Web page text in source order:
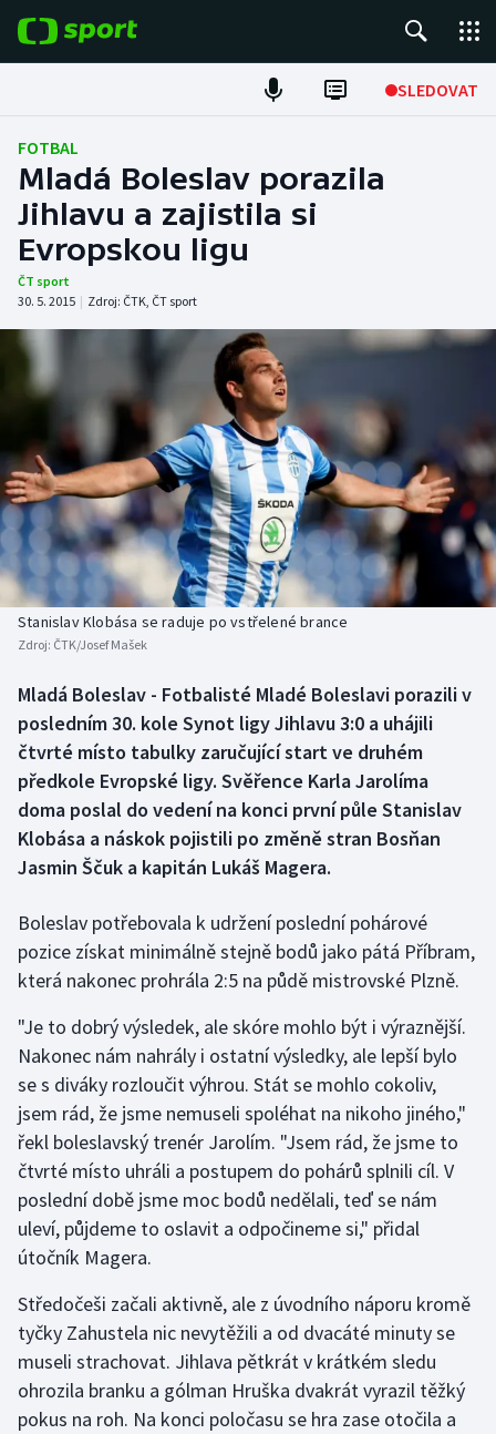
SLEDOVAT
Fotbal
Hokej
Tenis
Atletika
DALŠÍ SPORTY
Americký fotbal
Baseball a softbal
Basketbal
Biatlon
Box
Curling
Dostihy
Futsal
Golf
Gymnastika
Házená
Jezdectví
Judo
Krasobruslení
Lezení
Lyže a snowboard
Moderní pětiboj
NEPŘEHLÉDNĚTE
Soutěže
Historické návraty
Aplikace ČT sport
FOTBAL
Mladá Boleslav porazila
Jihlavu a zajistila si
Evropskou ligu
ČT sport
30. 5. 2015 | Zdroj: ČTK, ČT sport
Stanislav Klobása se raduje po vstřelené brance
Zdroj: ČTK/Josef Mašek
Mladá Boleslav - Fotbalisté Mladé Boleslavi porazili v
posledním 30. kole Synot ligy Jihlavu 3:0 a uhájili
čtvrté místo tabulky zaručující start ve druhém
předkole Evropské ligy. Svěřence Karla Jarolíma
doma poslal do vedení na konci první půle Stanislav
Klobása a náskok pojistili po změně stran Bosňan
Jasmin Ščuk a kapitán Lukáš Magera.
Boleslav potřebovala k udržení poslední pohárové
pozice získat minimálně stejně bodů jako pátá Příbram,
která nakonec prohrála 2:5 na půdě mistrovské Plzně.
"Je to dobrý výsledek, ale skóre mohlo být i výraznější.
Nakonec nám nahrály i ostatní výsledky, ale lepší bylo
se s diváky rozloučit výhrou. Stát se mohlo cokoliv,
jsem rád, že jsme nemuseli spoléhat na nikoho jiného,"
řekl boleslavský trenér Jarolím. "Jsem rád, že jsme to
čtvrté místo uhráli a postupem do pohárů splnili cíl. V
poslední době jsme moc bodů nedělali, teď se nám
uleví, půjdeme to oslavit a odpočineme si," přidal
útočník Magera.
Středočeši začali aktivně, ale z úvodního náporu kromě
tyčky Zahustela nic nevytěžili a od dvacáté minuty se
museli strachovat. Jihlava pětkrát v krátkém sledu
ohrozila branku a gólman Hruška dvakrát vyrazil těžký
pokus na roh. Na konci poločasu se hra zase otočila a